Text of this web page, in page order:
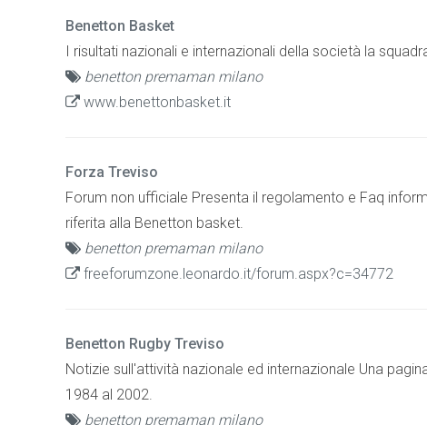
Benetton Basket
I risultati nazionali e internazionali della società la
benetton premaman milano
www.benettonbasket.it
Forza Treviso
Forum non ufficiale Presenta il regolamento e Faq
riferita alla Benetton basket.
benetton premaman milano
freeforumzone.leonardo.it/forum.aspx?c=34772
Benetton Rugby Treviso
Notizie sull'attività nazionale ed internazionale Una
1984 al 2002.
benetton premaman milano